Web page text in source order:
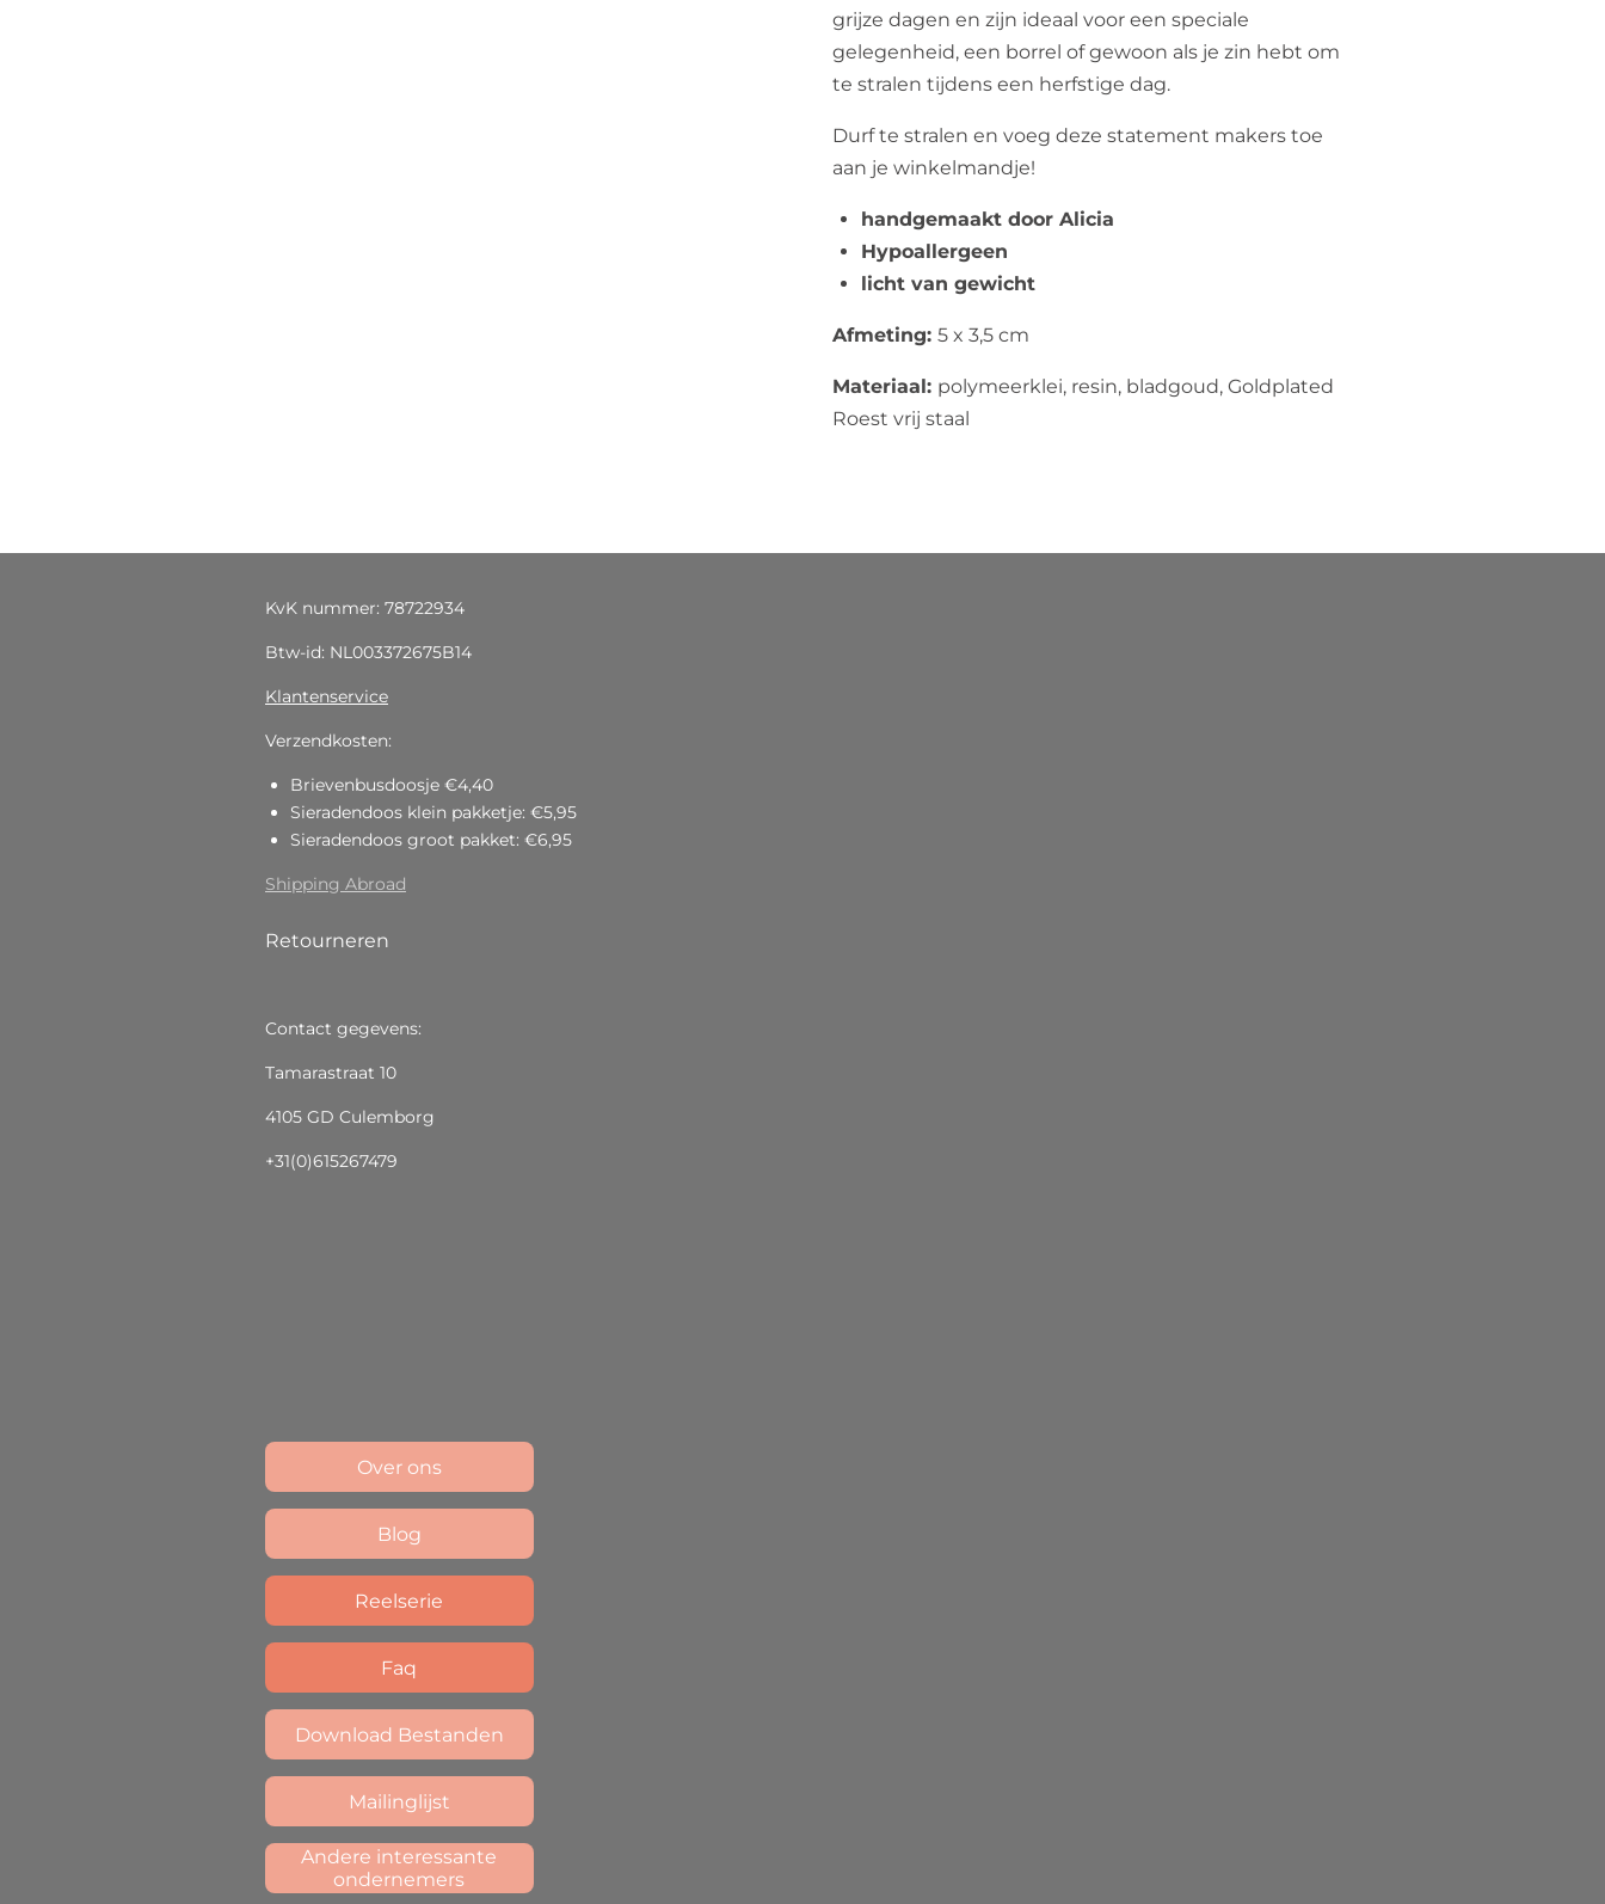
grijze dagen en zijn ideaal voor een speciale
gelegenheid, een borrel of gewoon als je zin hebt om
te stralen tijdens een herfstige dag.
Durf te stralen en voeg deze statement makers toe
aan je winkelmandje!
handgemaakt door Alicia
Hypoallergeen
licht van gewicht
Afmeting: 5 x 3,5 cm
Materiaal: polymeerklei, resin, bladgoud, Goldplated
Roest vrij staal
KvK nummer: 78722934
Btw-id: NL003372675B14
Klantenservice
Verzendkosten:
Brievenbusdoosje €4,40
Sieradendoos klein pakketje: €5,95
Sieradendoos groot pakket: €6,95
Shipping Abroad
Retourneren
Contact gegevens:
Tamarastraat 10
4105 GD Culemborg
+31(0)615267479
Over ons
Blog
Reelserie
Faq
Download Bestanden
Mailinglijst
Andere interessante
ondernemers